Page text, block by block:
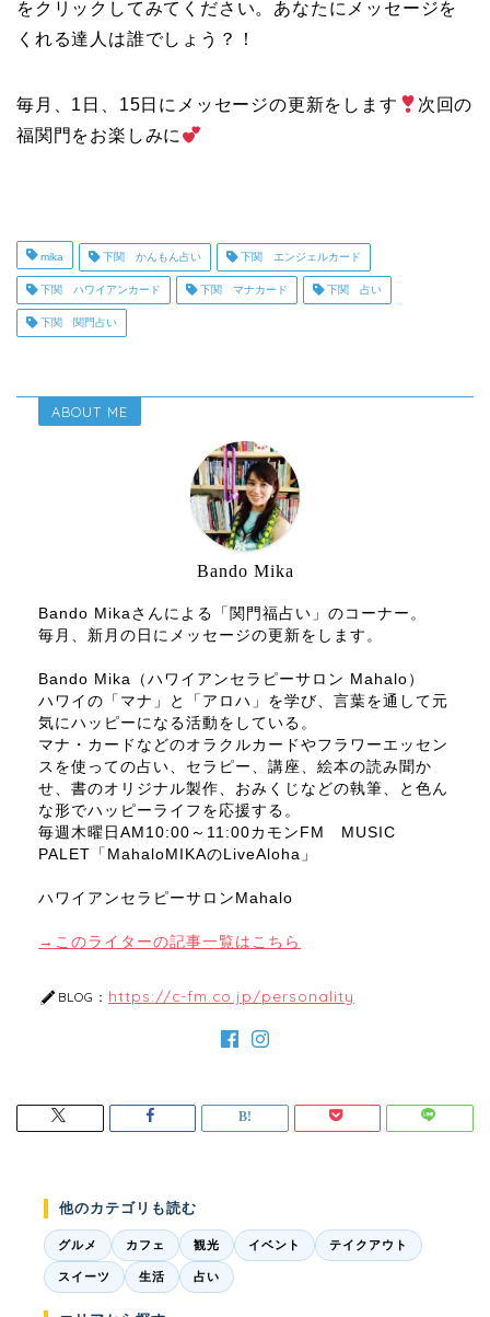
をクリックしてみてください。あなたにメッセージを
くれる達人は誰でしょう？！
毎月、1日、15日にメッセージの更新をします
次回の
福関門をお楽しみに
mika 下関 かんもん占い 下関 エンジェルカード
下関 ハワイアンカード 下関 マナカード 下関 占い
下関 関門占い
ABOUT ME
Bando Mika
Bando Mikaさんによる「関門福占い」のコーナー。
毎月、新月の日にメッセージの更新をします。
Bando Mika（ハワイアンセラピーサロン Mahalo）
ハワイの「マナ」と「アロハ」を学び、言葉を通して元
気にハッピーになる活動をしている。
マナ・カードなどのオラクルカードやフラワーエッセン
スを使っての占い、セラピー、講座、絵本の読み聞か
せ、書のオリジナル製作、おみくじなどの執筆、と色ん
な形でハッピーライフを応援する。
毎週木曜日AM10:00～11:00カモンFM MUSIC
PALET「MahaloMIKAのLiveAloha」
ハワイアンセラピーサロンMahalo
→このライターの記事一覧はこちら
BLOG： https://c-fm.co.jp/personality
他のカテゴリも読む
グルメ カフェ 観光 イベント テイクアウト
スイーツ 生活 占い